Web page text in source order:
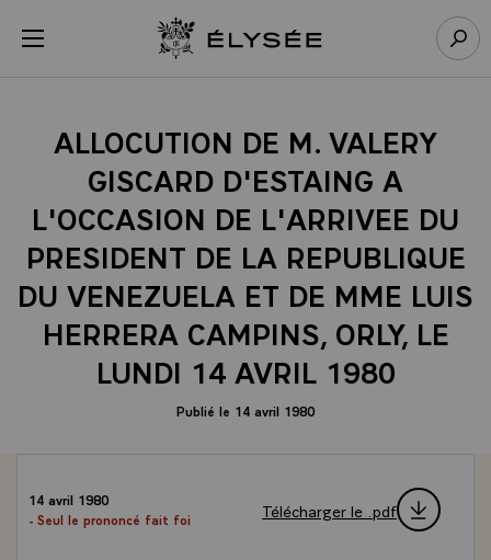
menu Retour à l’accueil Élysée
ALLOCUTION DE M. VALERY
GISCARD D'ESTAING A
L'OCCASION DE L'ARRIVEE DU
PRESIDENT DE LA REPUBLIQUE
DU VENEZUELA ET DE MME LUIS
HERRERA CAMPINS, ORLY, LE
LUNDI 14 AVRIL 1980
Publié le 14 avril 1980
14 avril 1980
- Seul le prononcé fait foi
Télécharger le .pdf
Panneau de gestion des cookies